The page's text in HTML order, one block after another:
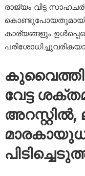
രാജ്യം വിട്ട
കൊണ്ടുപോയതുമായി
കാര്യങ്ങളും
വേട്ട